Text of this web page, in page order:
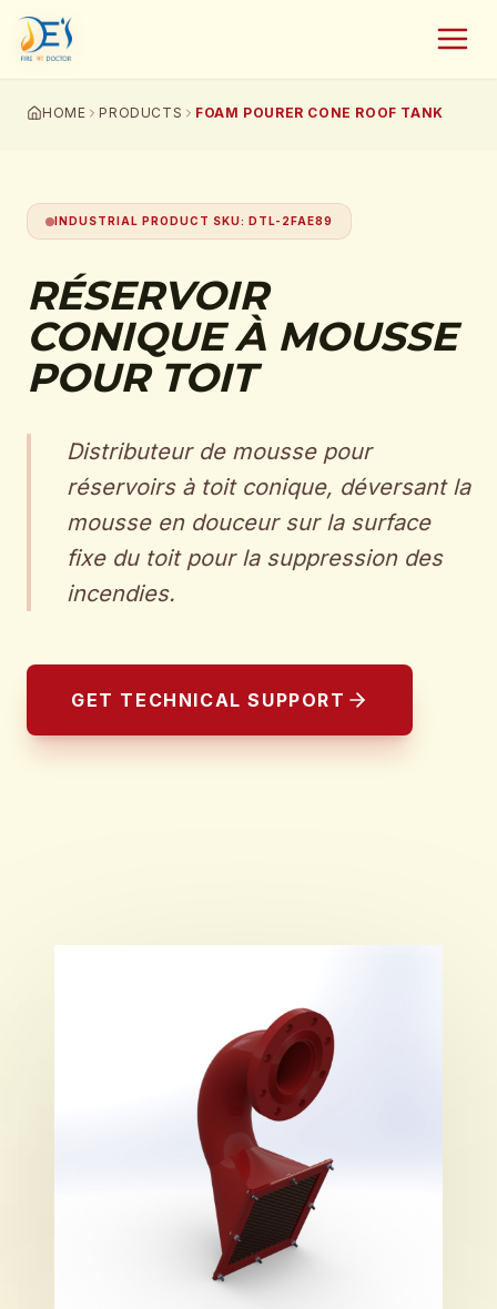
HOME PRODUCTS FOAM POURER CONE ROOF TANK
INDUSTRIAL PRODUCT SKU: DTL-2FAE89
RÉSERVOIR
CONIQUE À MOUSSE
POUR TOIT
Distributeur de mousse pour
réservoirs à toit conique, déversant la
mousse en douceur sur la surface
fixe du toit pour la suppression des
incendies.
GET TECHNICAL SUPPORT